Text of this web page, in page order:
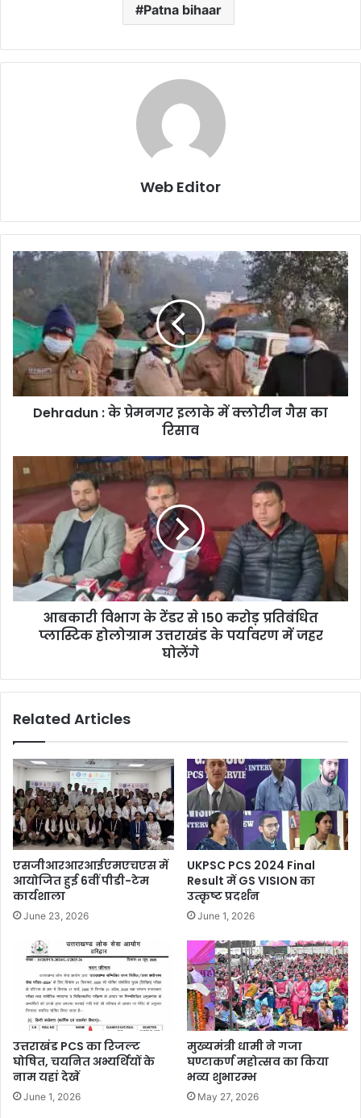
Patna bihaar
Web Editor
Dehradun : के प्रेमनगर इलाके में क्लोरीन गैस का
रिसाव
आबकारी विभाग के टेंडर से 150 करोड़ प्रतिबंधित
प्लास्टिक होलोग्राम उत्तराखंड के पर्यावरण में जहर
घोलेंगे
Related Articles
एसजीआरआरआईएमएचएस में
आयोजित हुई 6वीं पीडी-टेम
कार्यशाला
June 23, 2026
UKPSC PCS 2024 Final
Result में GS VISION का
उत्कृष्ट प्रदर्शन
June 1, 2026
उत्तराखंड PCS का रिजल्ट
घोषित, चयनित अभ्यर्थियों के
नाम यहां देखें
June 1, 2026
मुख्यमंत्री धामी ने गजा
घण्टाकर्ण महोत्सव का किया
भव्य शुभारम्भ
May 27, 2026